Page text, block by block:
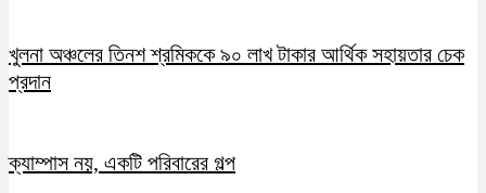
খুলনা অঞ্চলের তিনশ শ্রমিককে ৯০ লাখ টাকার আর্থিক সহায়তার চেক
প্রদান
ক্যাম্পাস নয়, একটি পরিবারের গল্প